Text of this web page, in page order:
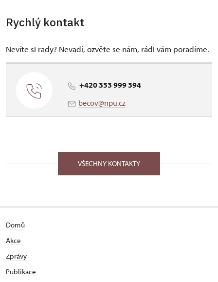
Rychlý kontakt
Nevíte si rady? Nevadí, ozvěte se nám, rádi vám poradíme.
+420 353 999 394
becov@npu.cz
VŠECHNY KONTAKTY
Domů
Akce
Zprávy
Publikace